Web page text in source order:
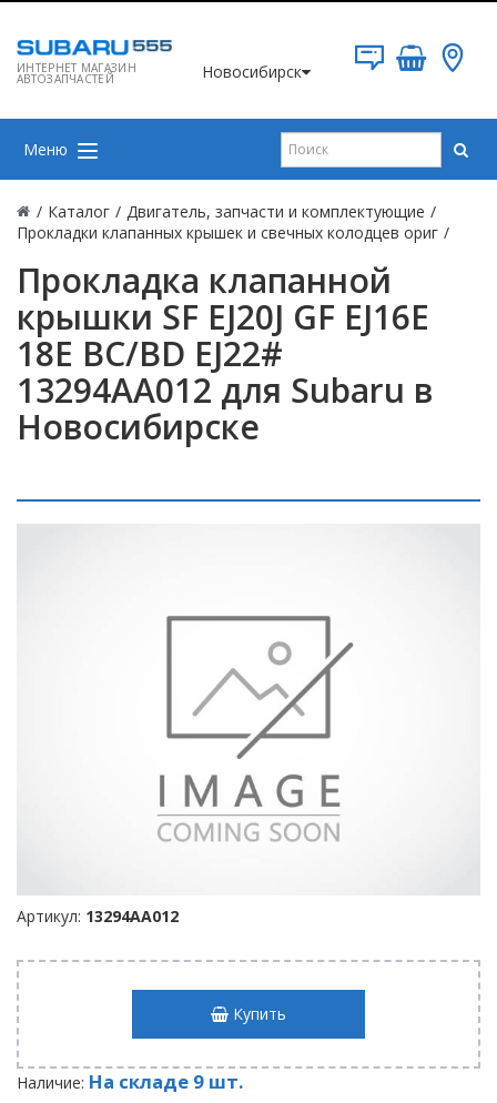
ИНТЕРНЕТ МАГАЗИН
АВТОЗАПЧАСТЕЙ Новосибирск
Меню
/ Каталог / Двигатель, запчасти и комплектующие /
Прокладки клапанных крышек и свечных колодцев ориг /
Прокладка клапанной
крышки SF EJ20J GF EJ16E
18E BC/BD EJ22#
13294AA012 для Subaru в
Новосибирске
Артикул: 13294AA012
Купить
Наличие: На складе 9 шт.